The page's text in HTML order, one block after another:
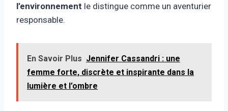
l’environnement le distingue comme un aventurier
responsable.
En Savoir Plus Jennifer Cassandri : une
femme forte, discrète et inspirante dans la
lumière et l’ombre